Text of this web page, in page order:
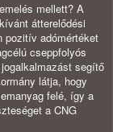
mellett? A
átterelődési
pozitív adómértéket
cseppfolyós
segítő
látja, hogy
felé, így a
a CNG